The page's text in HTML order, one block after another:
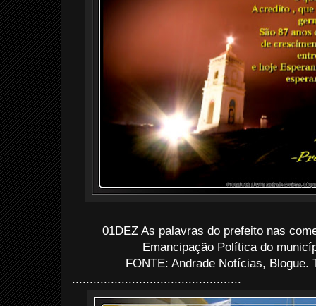
01DEZ As palavras do prefeito nas
Emancipação Política do
FONTE: Andrade Notícias, Blogue.
................................................